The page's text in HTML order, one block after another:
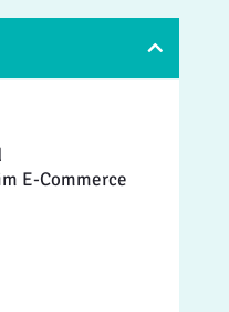
E-Commerce